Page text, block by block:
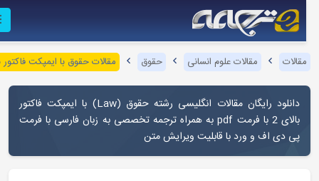
مقالات مقالات علوم انسانی حقوق مقالات حقوق با ایمپکت فاکتور بالا
دانلود رایگان مقالات انگلیسی رشته حقوق (Law) با ایمپکت فاکتور
بالای 2 با فرمت pdf به همراه ترجمه تخصصی به زبان فارسی با فرمت
پی دی اف و ورد با قابلیت ویرایش متن